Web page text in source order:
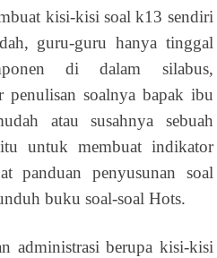
kisi-kisi soal k13 sendiri
guru-guru hanya tinggal
di dalam silabus,
soalnya bapak ibu
atau susahnya sebuah
untuk membuat indikator
panduan penyusunan soal
buku soal-soal Hots.
administrasi berupa kisi-kisi